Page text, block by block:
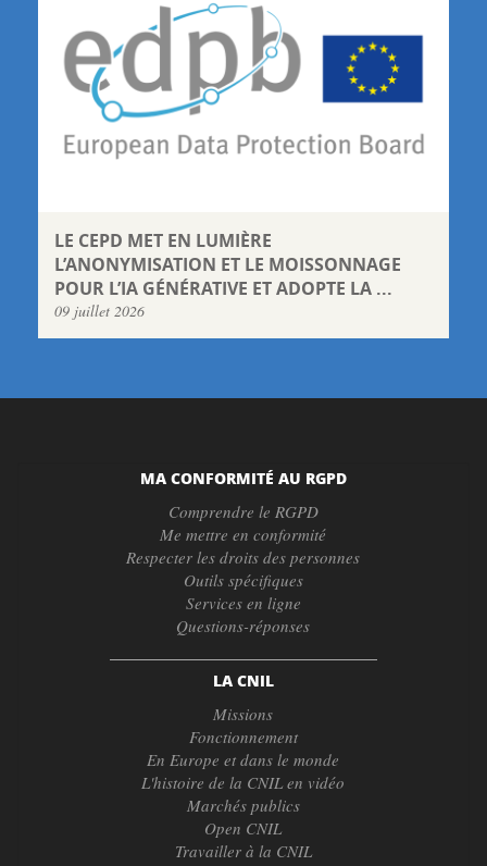
LE CEPD MET EN LUMIÈRE
L’ANONYMISATION ET LE MOISSONNAGE
POUR L’IA GÉNÉRATIVE ET ADOPTE LA ...
09 juillet 2026
MA CONFORMITÉ AU RGPD
Comprendre le RGPD
Me mettre en conformité
Respecter les droits des personnes
Outils spécifiques
Services en ligne
Questions-réponses
LA CNIL
Missions
Fonctionnement
En Europe et dans le monde
L'histoire de la CNIL en vidéo
Marchés publics
Open CNIL
Travailler à la CNIL